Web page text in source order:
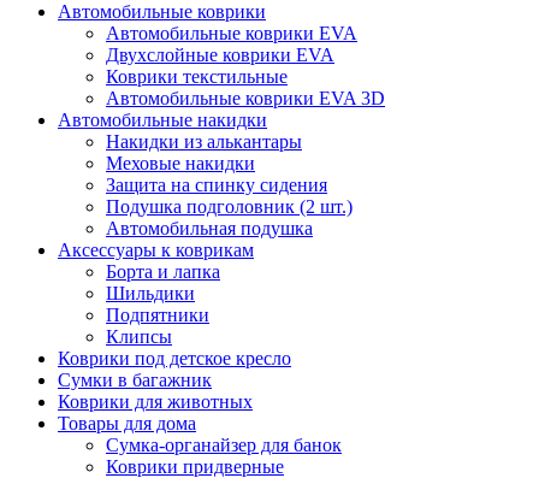
Автомобильные коврики
Автомобильные коврики EVA
Двухслойные коврики EVA
Коврики текстильные
Автомобильные коврики EVA 3D
Автомобильные накидки
Накидки из алькантары
Меховые накидки
Защита на спинку сидения
Подушка подголовник (2 шт.)
Автомобильная подушка
Аксессуары к коврикам
Борта и лапка
Шильдики
Подпятники
Клипсы
Коврики под детское кресло
Сумки в багажник
Коврики для животных
Товары для дома
Сумка-органайзер для банок
Коврики придверные